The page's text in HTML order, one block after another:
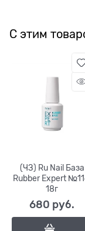
С этим
(ЧЗ) Ru Nail База
Rubber Expert
18г
680 руб.